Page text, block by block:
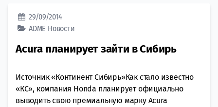
29/09/2014
ADME Новости
Аcura планирует зайти в Сибирь
Источник «Континент Сибирь»Как стало известно
«КС», компания Honda планирует официально
выводить свою премиальную марку Acura